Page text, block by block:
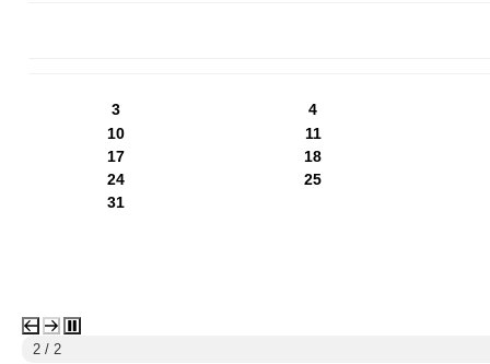
3
4
10
11
17
18
24
25
31
2 / 2